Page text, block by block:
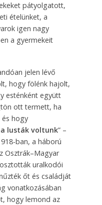
pátyolgatott,
ételünket, a
igen nagy
a gyermekeit
jelen lévő
hogy fölénk hajolt,
esténként együtt
ott termett, ha
és hogy
lusták voltunk” –
ban, a háború
Osztrák–Magyar
uralkodói
őt és családját
vonatkozásában
hogy lemond az